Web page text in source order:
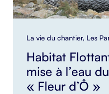
La vie du chantier, Les
Habitat
mise à l’eau
« Fleur d’Ô »